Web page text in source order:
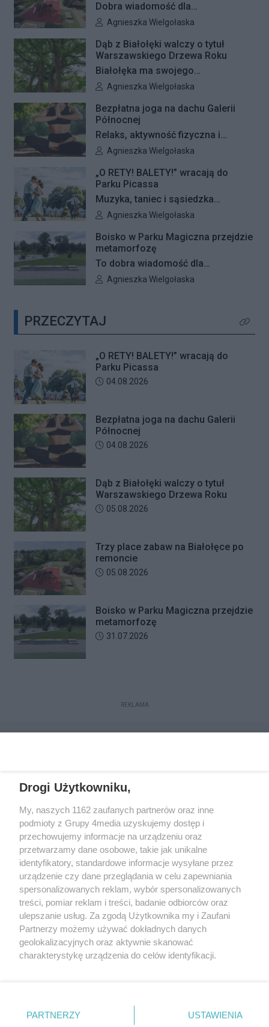
Dobra wiadomość dla
najmłodszych mieszkańców
się remonty nawierzchni na trzech
placach zabaw – przy ulicach
Kiersnowskiego, Ruskowy Bród i
Ceramicznej.
Autor artykułu:
Agnieszka Wielgołaska
Dąb z Białołęki walczy o tytuł
Warszawskiego Drzewa Roku
Białołęka ma swojego
reprezentanta w plebiscycie na
finałowej dwunastki zakwalifikował
się okazały dąb szypułkowy
rosnący przy ul. Konturowej. Teraz
o zwycięstwie zadecydują głosy
mieszkańców.
Autor artykułu:
Agnieszka Wielgołaska
Bezpłatna joga na dachu Galerii
Północnej
Relaks, aktywność fizyczna i
wyjątkowa przestrzeń pełna zieleni
Fitness Zdrofit zapraszają
mieszkańców na bezpłatne zajęcia
Autor artykułu:
Agnieszka Wielgołaska
„O RETY! BALETY!” wracają do
Parku Picassa
Muzyka, taniec i sąsiedzka
atmosfera ponownie zagoszczą w
rozpocznie się VII edycja
plenerowych potańcówek „O RETY!
Autor artykułu:
Agnieszka Wielgołaska
Boisko w Parku Magiczna przejdzie
metamorfozę
To dobra wiadomość dla
mieszkańców Białołęki i miłośników
zostanie kompleksowo
zmodernizowane.
Autor artykułu:
Agnieszka Wielgołaska
PRZECZYTAJ Kliknij
„O RETY! BALETY!” wracają do
Parku Picassa
Data dodania artykułu:
04.08.2026
Bezpłatna joga na dachu Galerii
Północnej
Data dodania artykułu:
04.08.2026
Dąb z Białołęki walczy o tytuł
Warszawskiego Drzewa Roku
Data dodania artykułu:
05.08.2026
Trzy place zabaw na Białołęce po
remoncie
Data dodania artykułu:
05.08.2026
Boisko w Parku Magiczna przejdzie
metamorfozę
Data dodania artykułu:
31.07.2026
REKLAMA
Kontakt Redakcja Reklama
Regulamin
Polityka prywatności
Zapisz się do newslettera
Dołącz do grona ludzi najlepiej poinformowanych!
Zapisz się »
Drogi Użytkowniku,
My, naszych 1162 zaufanych partnerów oraz inne
podmioty z Grupy 4media uzyskujemy dostęp i
przechowujemy informacje na urządzeniu oraz
przetwarzamy dane osobowe, takie jak unikalne
identyfikatory, standardowe informacje wysyłane przez
urządzenie czy dane przeglądania w celu zapewniania
spersonalizowanych reklam, wybór spersonalizowanych
treści, pomiar reklam i treści, badanie odbiorców oraz
ulepszanie usług. Za zgodą Użytkownika my i Zaufani
Partnerzy możemy używać dokładnych danych
geolokalizacyjnych oraz aktywnie skanować
charakterystykę urządzenia do celów identyfikacji.
zmienić/wycofać klikając przycisk ustawień prywatności
znajdujący się w lewym dolnym rogu strony
. Niektóre
PARTNERZY USTAWIENIA